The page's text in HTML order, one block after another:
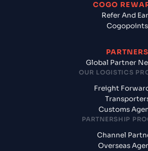
COGO
Refer And
Cogopoints
PARTNERS
Global Partner
OUR LOGISTICS
Freight
Customs
PARTNERSHIP
Channel
Overseas